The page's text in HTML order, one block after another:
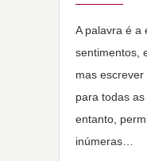
A palavra é a
sentimentos,
mas
para todas
entanto,
inúmeras…